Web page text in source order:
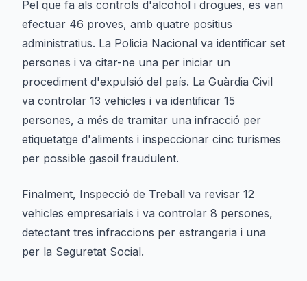
Pel que fa als controls d'alcohol i drogues, es van
efectuar 46 proves, amb quatre positius
administratius. La Policia Nacional va identificar set
persones i va citar-ne una per iniciar un
procediment d'expulsió del país. La Guàrdia Civil
va controlar 13 vehicles i va identificar 15
persones, a més de tramitar una infracció per
etiquetatge d'aliments i inspeccionar cinc turismes
per possible gasoil fraudulent.
Finalment, Inspecció de Treball va revisar 12
vehicles empresarials i va controlar 8 persones,
detectant tres infraccions per estrangeria i una
per la Seguretat Social.